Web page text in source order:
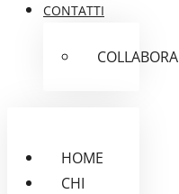
CONTATTI
COLLABORA
HOME
CHI